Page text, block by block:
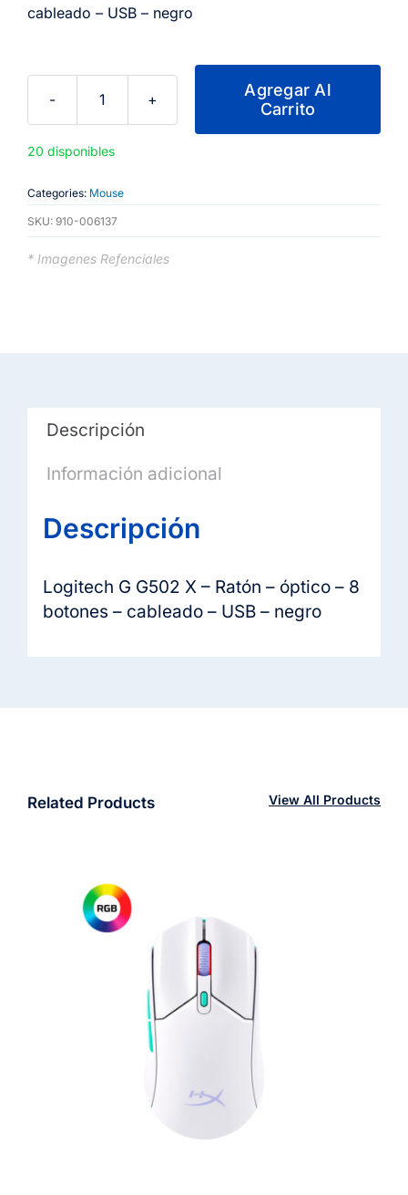
cableado – USB – negro
Logitech
G502
-
-
-
cantidad
Agregar Al
Carrito
20 disponibles
Categories: Mouse
SKU: 910-006137
* Imagenes Refenciales
Descripción
Información adicional
Descripción
Logitech G G502 X – Ratón – óptico – 8
botones – cableado – USB – negro
Related Products View All Products